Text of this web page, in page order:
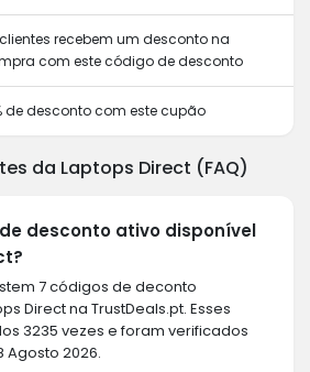
clientes recebem um desconto na
com este código de desconto
de desconto com este cupão
da Laptops Direct (FAQ)
desconto ativo disponível
7 códigos de deconto
Direct na TrustDeals.pt. Esses
3235 vezes e foram verificados
Agosto 2026.